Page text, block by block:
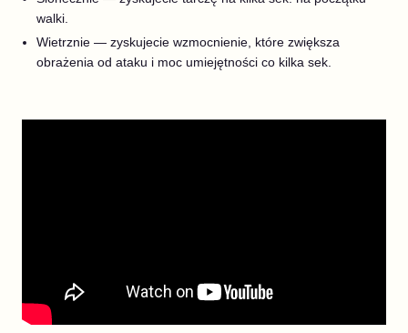
walki.
Wietrznie — zyskujecie wzmocnienie, które zwiększa
obrażenia od ataku i moc umiejętności co kilka sek.